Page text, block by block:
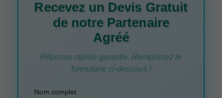
Recevez un Devis Gratuit
de notre Partenaire
Agréé
Réponse rapide garantie. Remplissez le
formulaire ci-dessous !
Nom complet